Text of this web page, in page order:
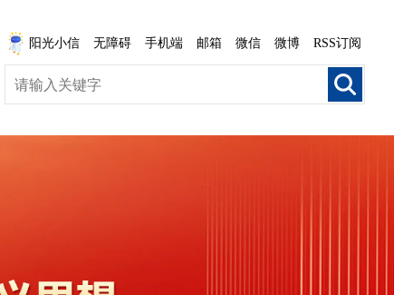
阳光小信 无障碍 手机端 邮箱 微信 微博 RSS订阅